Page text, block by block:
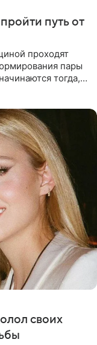
путь от
проходят
пары
тогда,
своих